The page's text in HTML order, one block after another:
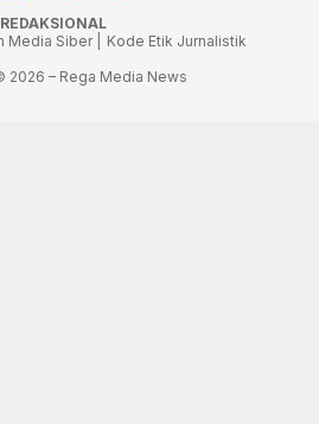
REDAKSIONAL
Media Siber |
Kode Etik Jurnalistik
2026 – Rega Media News